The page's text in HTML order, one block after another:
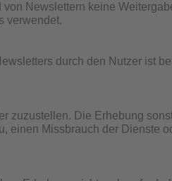
Newslettern keine
verwendet.
durch den Nutzer ist
zuzustellen. Die Erhebung
einen Missbrauch der Dienste